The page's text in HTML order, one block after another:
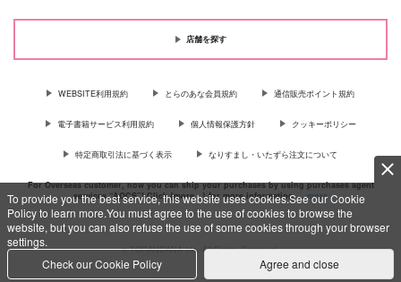
To provide you the best service, this website uses cookies.See our Cookie
Policy to learn more.You must agree to the use of cookies to browse the
website, but you can also refuse the use of some cookies through your browser
settings.
Check our Cookie Policy
Agree and close
店舗を探す
WEBSITE利用規約 とらのあな会員規約 通信販売ポイント規約
電子書籍サービス利用規約 個人情報保護方針 クッキーポリシー
特定商取引法に基づく表示 なりすまし・いたずら注文について
For Overseas customer, now you can ship your purchases by using purchases agent
services “AOCS”! Click {more…} for more information …more
c TORANOANA Inc, All Rights Reserved.